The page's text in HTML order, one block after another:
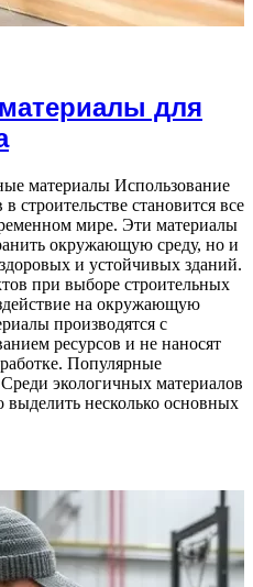
для
материалы Использование
строительстве становится все
мире. Эти материалы
окружающую среду, но и
и устойчивых зданий.
при выборе строительных
на окружающую
производятся с
ресурсов и не наносят
Популярные
экологичных материалов
выделить несколько основных